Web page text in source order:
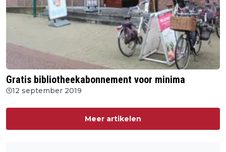
Gratis bibliotheekabonnement voor minima
12 september 2019
Meer artikelen